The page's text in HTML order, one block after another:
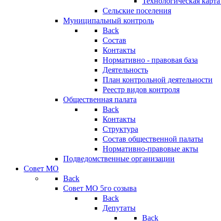
Сельские поселения
Муниципальный контроль
Back
Состав
Контакты
Нормативно - правовая база
Деятельность
План контрольной деятельности
Реестр видов контроля
Общественная палата
Back
Контакты
Структура
Состав общественной палаты
Нормативно-правовые акты
Подведомственные организации
Совет МО
Back
Совет МО 5го созыва
Back
Депутаты
Back